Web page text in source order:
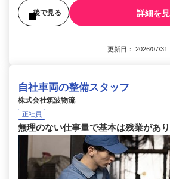
後で見る 詳細を
更新日： 2026/07/
自社車両の整備スタッフ
株式会社筑波物流
正社員
無理のない仕事量で基本は残業があり